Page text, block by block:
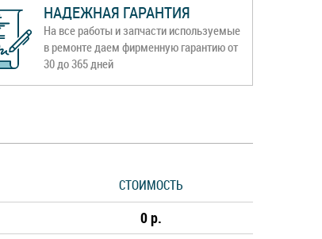
НАДЕЖНАЯ ГАРАНТИЯ
На все работы и запчасти используемые
в ремонте даем фирменную гарантию от
30 до 365 дней
СТОИМОСТЬ
0 р.